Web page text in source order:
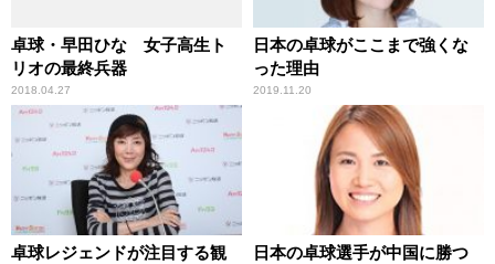
卓球・早田ひな 女子高生ト
リオの最終兵器
2018.04.27
日本の卓球がここまで強くな
った理由
2019.11.20
卓球レジェンドが注目する観
日本の卓球選手が中国に勝つ